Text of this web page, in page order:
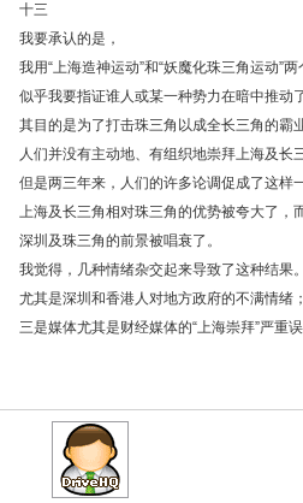
十三
我要承认的是，
我用“上海造神运动”和“妖魔化珠三角运动”
似乎我要指证谁人或某一种势力在暗中推动
其目的是为了打击珠三角以成全长三角的霸
人们并没有主动地、有组织地崇拜上海及长
但是两三年来，人们的许多论调促成了这样
上海及长三角相对珠三角的优势被夸大了，
深圳及珠三角的前景被唱衰了。
我觉得，几种情绪杂交起来导致了这种结果
尤其是深圳和香港人对地方政府的不满情绪
三是媒体尤其是财经媒体的“上海崇拜”严重